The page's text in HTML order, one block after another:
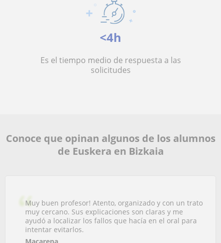
<4h
Es el tiempo medio de respuesta a las
solicitudes
Conoce que opinan algunos de los alumnos
de Euskera en Bizkaia
Muy buen profesor! Atento, organizado y con un trato
muy cercano. Sus explicaciones son claras y me
ayudó a localizar los fallos que hacía en el oral para
intentar evitarlos.